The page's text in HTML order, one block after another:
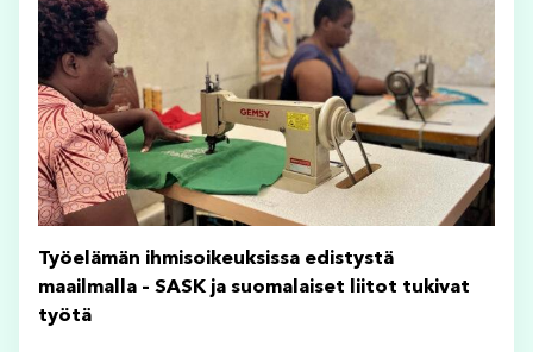
Työelämän ihmisoikeuksissa edistystä
maailmalla – SASK ja suomalaiset liitot tukivat
työtä